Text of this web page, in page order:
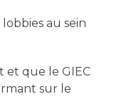
au sein
et que le GIEC
sur le